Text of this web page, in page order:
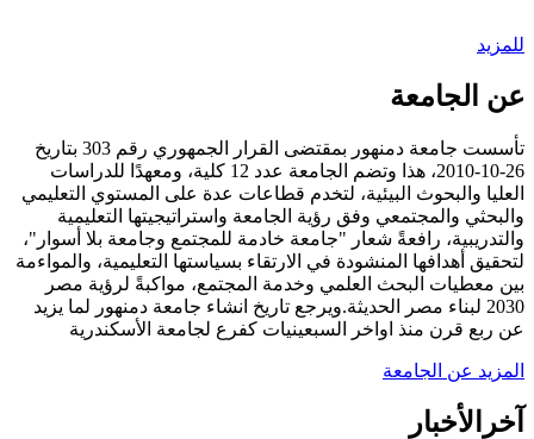
للمزيد
عن الجامعة
تأسست جامعة دمنهور بمقتضى القرار الجمهوري رقم 303 بتاريخ
26-10-2010، هذا وتضم الجامعة عدد 12 كلية، ومعهدًا للدراسات
العليا والبحوث البيئية، لتخدم قطاعات عدة على المستوي التعليمي
والبحثي والمجتمعي وفق رؤية الجامعة واستراتيجيتها التعليمية
والتدريبية، رافعةً شعار "جامعة خادمة للمجتمع وجامعة بلا أسوار"،
لتحقيق أهدافها المنشودة في الارتقاء بسياستها التعليمية، والمواءمة
بين معطيات البحث العلمي وخدمة المجتمع، مواكبةً لرؤية مصر
2030 لبناء مصر الحديثة.ويرجع تاريخ انشاء جامعة دمنهور لما يزيد
عن ربع قرن منذ اواخر السبعينيات كفرع لجامعة الأسكندرية
المزيد عن الجامعة
آخر الأخبار